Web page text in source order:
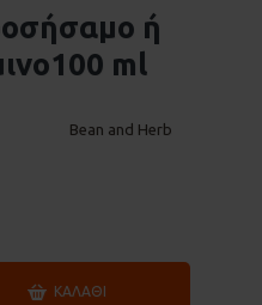
ή
ml
Bean and Herb
ΚΑΛΆΘΙ